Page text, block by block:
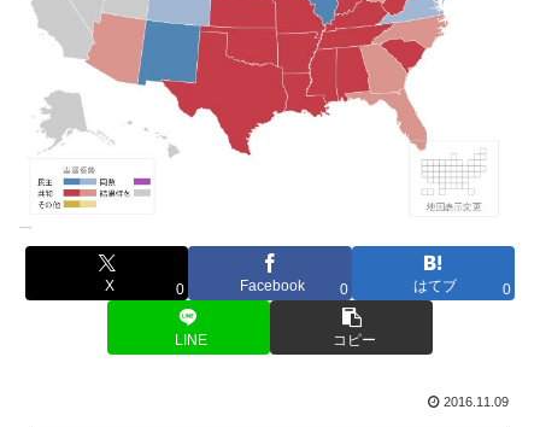
X 0 Facebook 0 はてブ 0
LINE コピー
2016.11.09